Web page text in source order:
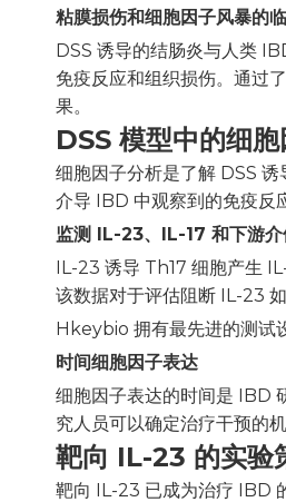
粘膜损伤和细胞因子风暴的
DSS 诱导的结肠炎与人类
免疫反应和组织损伤。通过
果。
DSS 模型中的细
细胞因子分析是了解 DSS
介导 IBD 中观察到的免疫反
监测 IL-23、IL-17 和下游介
IL-23 诱导 Th17 细胞产生
该数据对于评估阻断 IL-23
Hkeybio 拥有最先进的测试
时间细胞因子表达
细胞因子表达的时间是 IBD
究人员可以确定治疗干预的
靶向 IL-23 的实验
靶向 IL-23 已成为治疗 IBD